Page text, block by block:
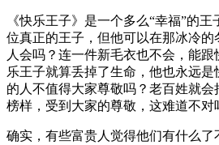
《快乐王子》是一个多么“幸福”的
位真正的王子，但他可以在那冰冷的
人会吗？连一件新毛衣也不会，能
乐王子就算丢掉了生命，他也永远
的人不值得大家尊敬吗？老百姓就
榜样，受到大家的尊敬，这难道不对
确实，有些富贵人觉得他们有什么